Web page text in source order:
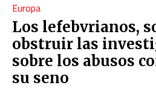
Europa
Los lefebvrianos,
obstruir las
sobre los abusos
su seno